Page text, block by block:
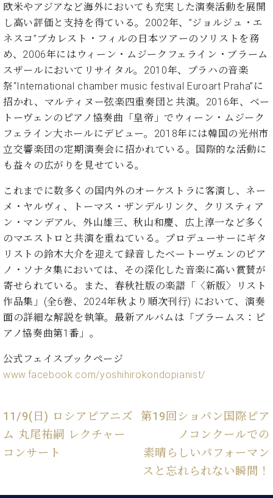
ピ
ア
ノ
C.
ヒ
シ
ュ
タ
イ
ン
カ
ミ
ー
W.
ホ
フ
マ
ン
プ
ロ
フ
ッ
ナ
ル
フ
の
コ
ン
シ
ル
ジ
ュ
ア
ク
セ
ス
セン
ム東
京の
ご案
内
(PDF)
問
い
合
わ
せ
本
八
王
子
・
欧米やアジアなど海外においても充実した演奏活動を展開
し高い評価と支持を得ている。2002年、”ジョルジュ・エ
ネスコ”ブカレスト・フィルの日本ツアーのソリストを務
め、2006年にはウィーン・ムジークフェライン・ブラーム
スザールにおいてリサイタル。2010年、プラハの音楽
祭“International chamber music festival Euroart Praha”に
招かれ、マルティヌー弦楽四重奏団と共演。2016年、ベー
トーヴェンのピアノ協奏曲「皇帝」でウィーン・ムジーク
フェライン大ホールにデビュー。2018年には韓国の光州市
立交響楽団の定期演奏会に招かれている。国際的な活動に
も益々の広がりを見せている。
これまでに数多くの国内外のオーケストラに客演し、ネー
メ・ヤルヴィ、トーマス・ザンデルリンク、クリスティア
ン・マンデアル、外山雄三、秋山和慶、広上淳一など多く
のマエストロと共演を重ねている。プロデューサーにギタ
リストの鈴木大介を迎えて録音したベートーヴェンのピア
ノ・ソナタ集においては、その深化した音楽に高い賞賛が
寄せられている。また、春秋社版の楽譜「〈新版〉リスト
作品集」(全6巻、2024年秋より順次刊行) において、演奏
面の詳細な解説を執筆。最新アルバムは「ブラームス：ピ
アノ協奏曲第1番」。
公式フェイスブックページ
www.facebook.com/yoshihirokondopianist/
11/9(日) ロシアピアニズ
ム 丸尾祐嗣 レクチャー
コンサート
第19回ショパン国際ピア
ノコンクールでの
素晴らしいパフォーマン
スと忘れられない瞬間！